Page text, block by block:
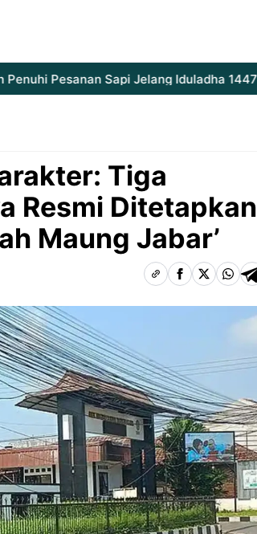
Pesanan Sapi Jelang Iduladha 1447 H
Tiga
Resmi Ditetapkan
Maung Jabar’